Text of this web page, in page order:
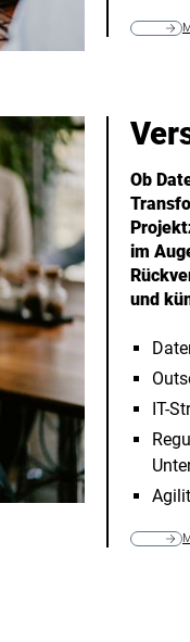
Ob
im
und
IT-